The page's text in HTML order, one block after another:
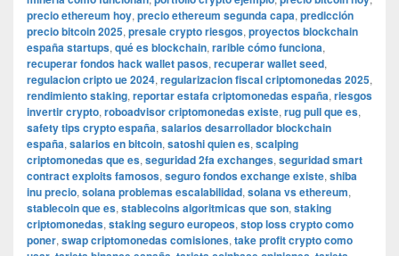
precio ethereum hoy, precio ethereum segunda capa, predicción
precio bitcoin 2025, presale crypto riesgos, proyectos blockchain
españa startups, qué es blockchain, rarible cómo funciona,
recuperar fondos hack wallet pasos, recuperar wallet seed,
regulacion cripto ue 2024, regularizacion fiscal criptomonedas 2025,
rendimiento staking, reportar estafa criptomonedas españa, riesgos
invertir crypto, roboadvisor criptomonedas existe, rug pull que es,
safety tips crypto españa, salarios desarrollador blockchain
españa, salarios en bitcoin, satoshi quien es, scalping
criptomonedas que es, seguridad 2fa exchanges, seguridad smart
contract exploits famosos, seguro fondos exchange existe, shiba
inu precio, solana problemas escalabilidad, solana vs ethereum,
stablecoin que es, stablecoins algoritmicas que son, staking
criptomonedas, staking seguro europeos, stop loss crypto como
poner, swap criptomonedas comisiones, take profit crypto como